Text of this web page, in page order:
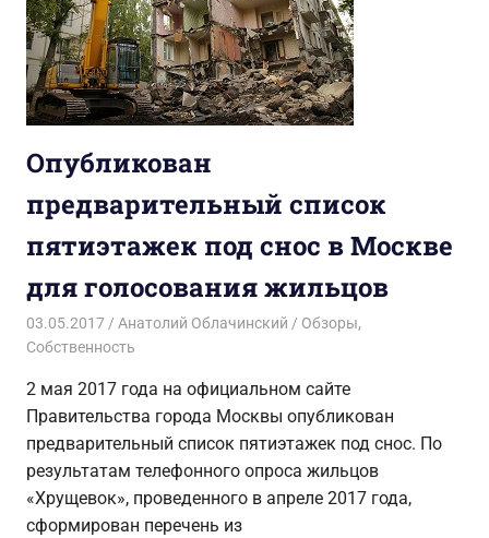
Опубликован
предварительный список
пятиэтажек под снос в Москве
для голосования жильцов
03.05.2017 Анатолий Облачинский Обзоры,
Собственность
2 мая 2017 года на официальном сайте
Правительства города Москвы опубликован
предварительный список пятиэтажек под снос. По
результатам телефонного опроса жильцов
«Хрущевок», проведенного в апреле 2017 года,
сформирован перечень из